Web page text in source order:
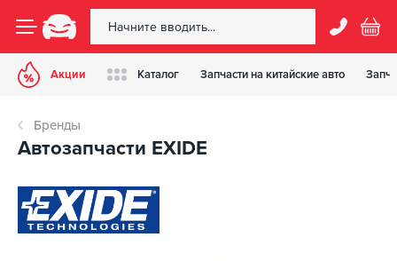
Акции Каталог Запчасти на китайские авто
Бренды
Автозапчасти EXIDE